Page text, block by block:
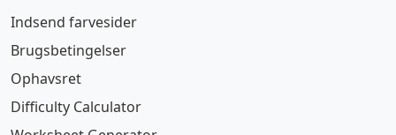
Indsend farvesider
Brugsbetingelser
Ophavsret
Difficulty Calculator